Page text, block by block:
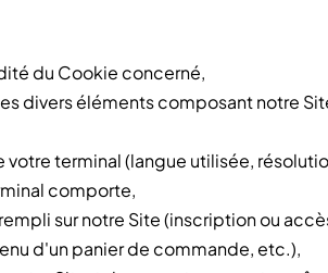
du Cookie concerné,
éléments composant notre
terminal (langue utilisée,
comporte,
sur notre Site (inscription ou
d'un panier de commande, etc.),